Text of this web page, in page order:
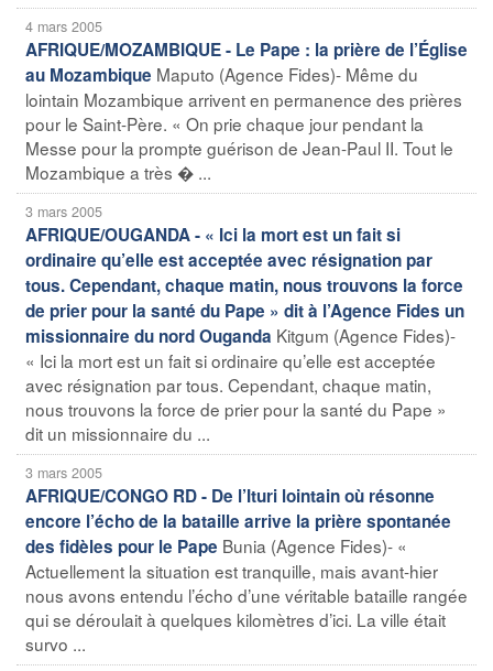
4 mars 2005
AFRIQUE/MOZAMBIQUE - Le Pape : la prière de l’Église
au Mozambique Maputo (Agence Fides)- Même du
lointain Mozambique arrivent en permanence des prières
pour le Saint-Père. « On prie chaque jour pendant la
Messe pour la prompte guérison de Jean-Paul II. Tout le
Mozambique a très � ...
3 mars 2005
AFRIQUE/OUGANDA - « Ici la mort est un fait si
ordinaire qu’elle est acceptée avec résignation par
tous. Cependant, chaque matin, nous trouvons la force
de prier pour la santé du Pape » dit à l’Agence Fides un
missionnaire du nord Ouganda Kitgum (Agence Fides)-
« Ici la mort est un fait si ordinaire qu’elle est acceptée
avec résignation par tous. Cependant, chaque matin,
nous trouvons la force de prier pour la santé du Pape »
dit un missionnaire du ...
3 mars 2005
AFRIQUE/CONGO RD - De l’Ituri lointain où résonne
encore l’écho de la bataille arrive la prière spontanée
des fidèles pour le Pape Bunia (Agence Fides)- «
Actuellement la situation est tranquille, mais avant-hier
nous avons entendu l’écho d’une véritable bataille rangée
qui se déroulait à quelques kilomètres d’ici. La ville était
survo ...